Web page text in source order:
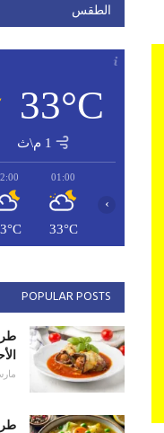
الطقس
33°C
1 م\ث
01:00
33°C
›
POPULAR POSTS
مارس